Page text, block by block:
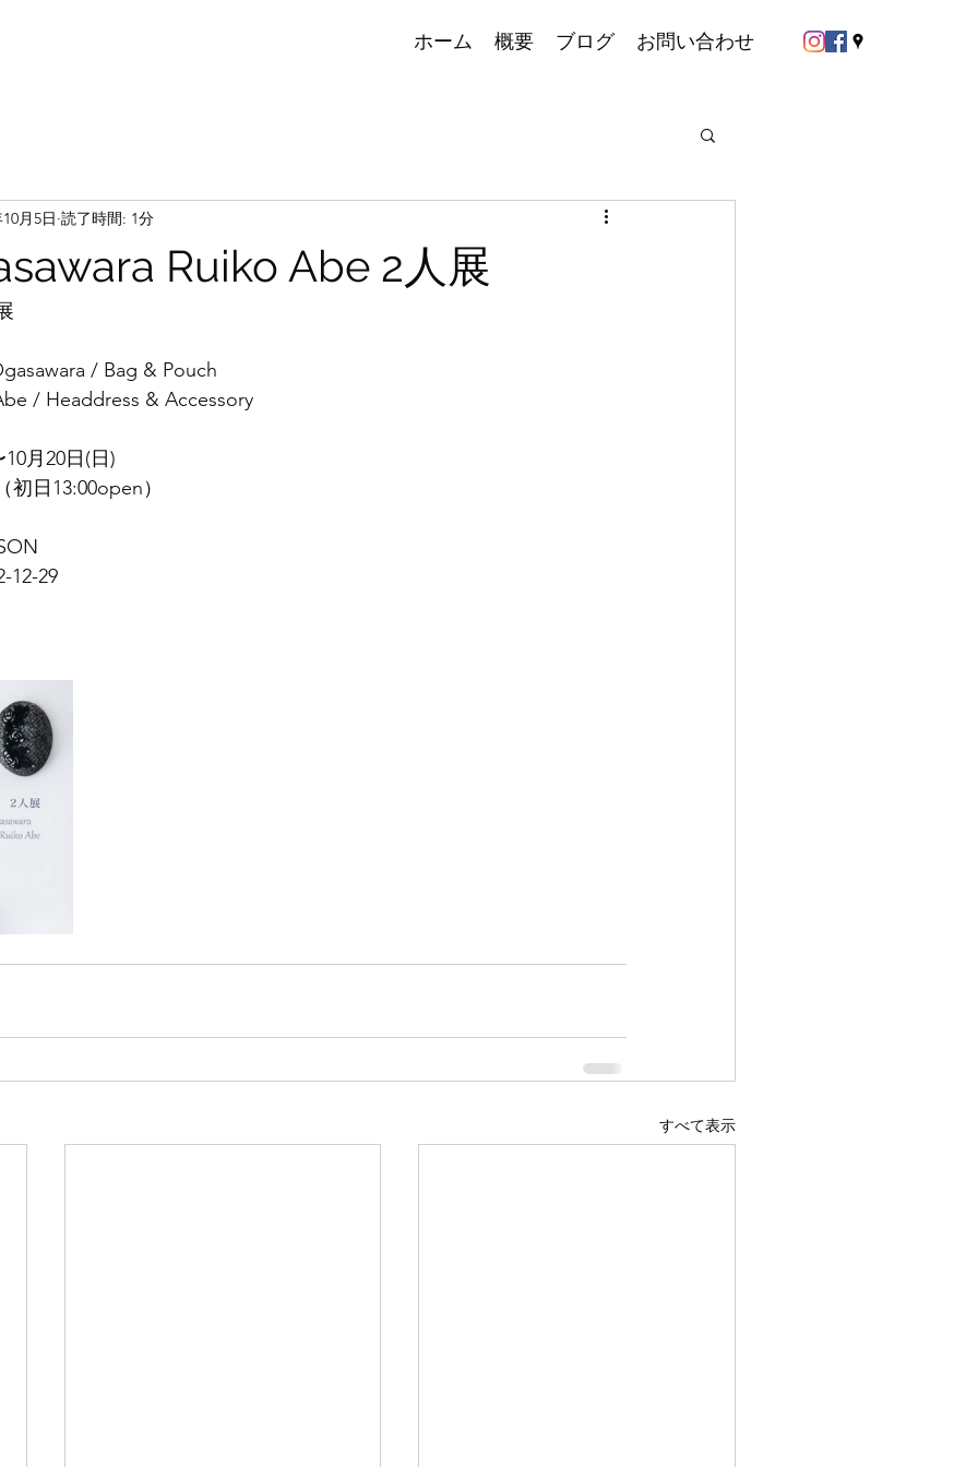
ホーム 概要 ブログ お問い合わせ
Ruiko Abe 2人展
月5日 読了時間: 1分
/ Bag & Pouch
/ Headdress & Accessory
月20日(日)
初日13:00open）
12-29
すべて表示